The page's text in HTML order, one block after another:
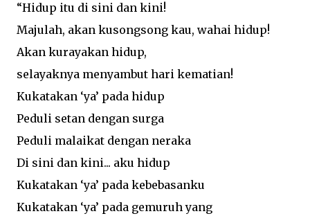
“Hidup itu di sini dan kini!
Majulah, akan kusongsong kau, wahai hidup!
Akan kurayakan hidup,
selayaknya menyambut hari kematian!
Kukatakan ‘ya’ pada hidup
Peduli setan dengan surga
Peduli malaikat dengan neraka
Di sini dan kini... aku hidup
Kukatakan ‘ya’ pada kebebasanku
Kukatakan ‘ya’ pada gemuruh yang